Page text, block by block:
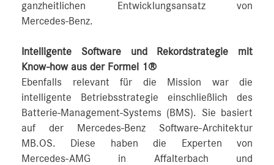
ganzheitlichen Entwicklungsansatz von
Mercedes‑Benz.
Intelligente Software und Rekordstrategie mit
Know-how aus der Formel 1®
Ebenfalls relevant für die Mission war die
intelligente Betriebsstrategie einschließlich des
Batterie-Management-Systems (BMS). Sie basiert
auf der Mercedes‑Benz Software-Architektur
MB.OS. Diese haben die Experten von
Mercedes‑AMG in Affalterbach und